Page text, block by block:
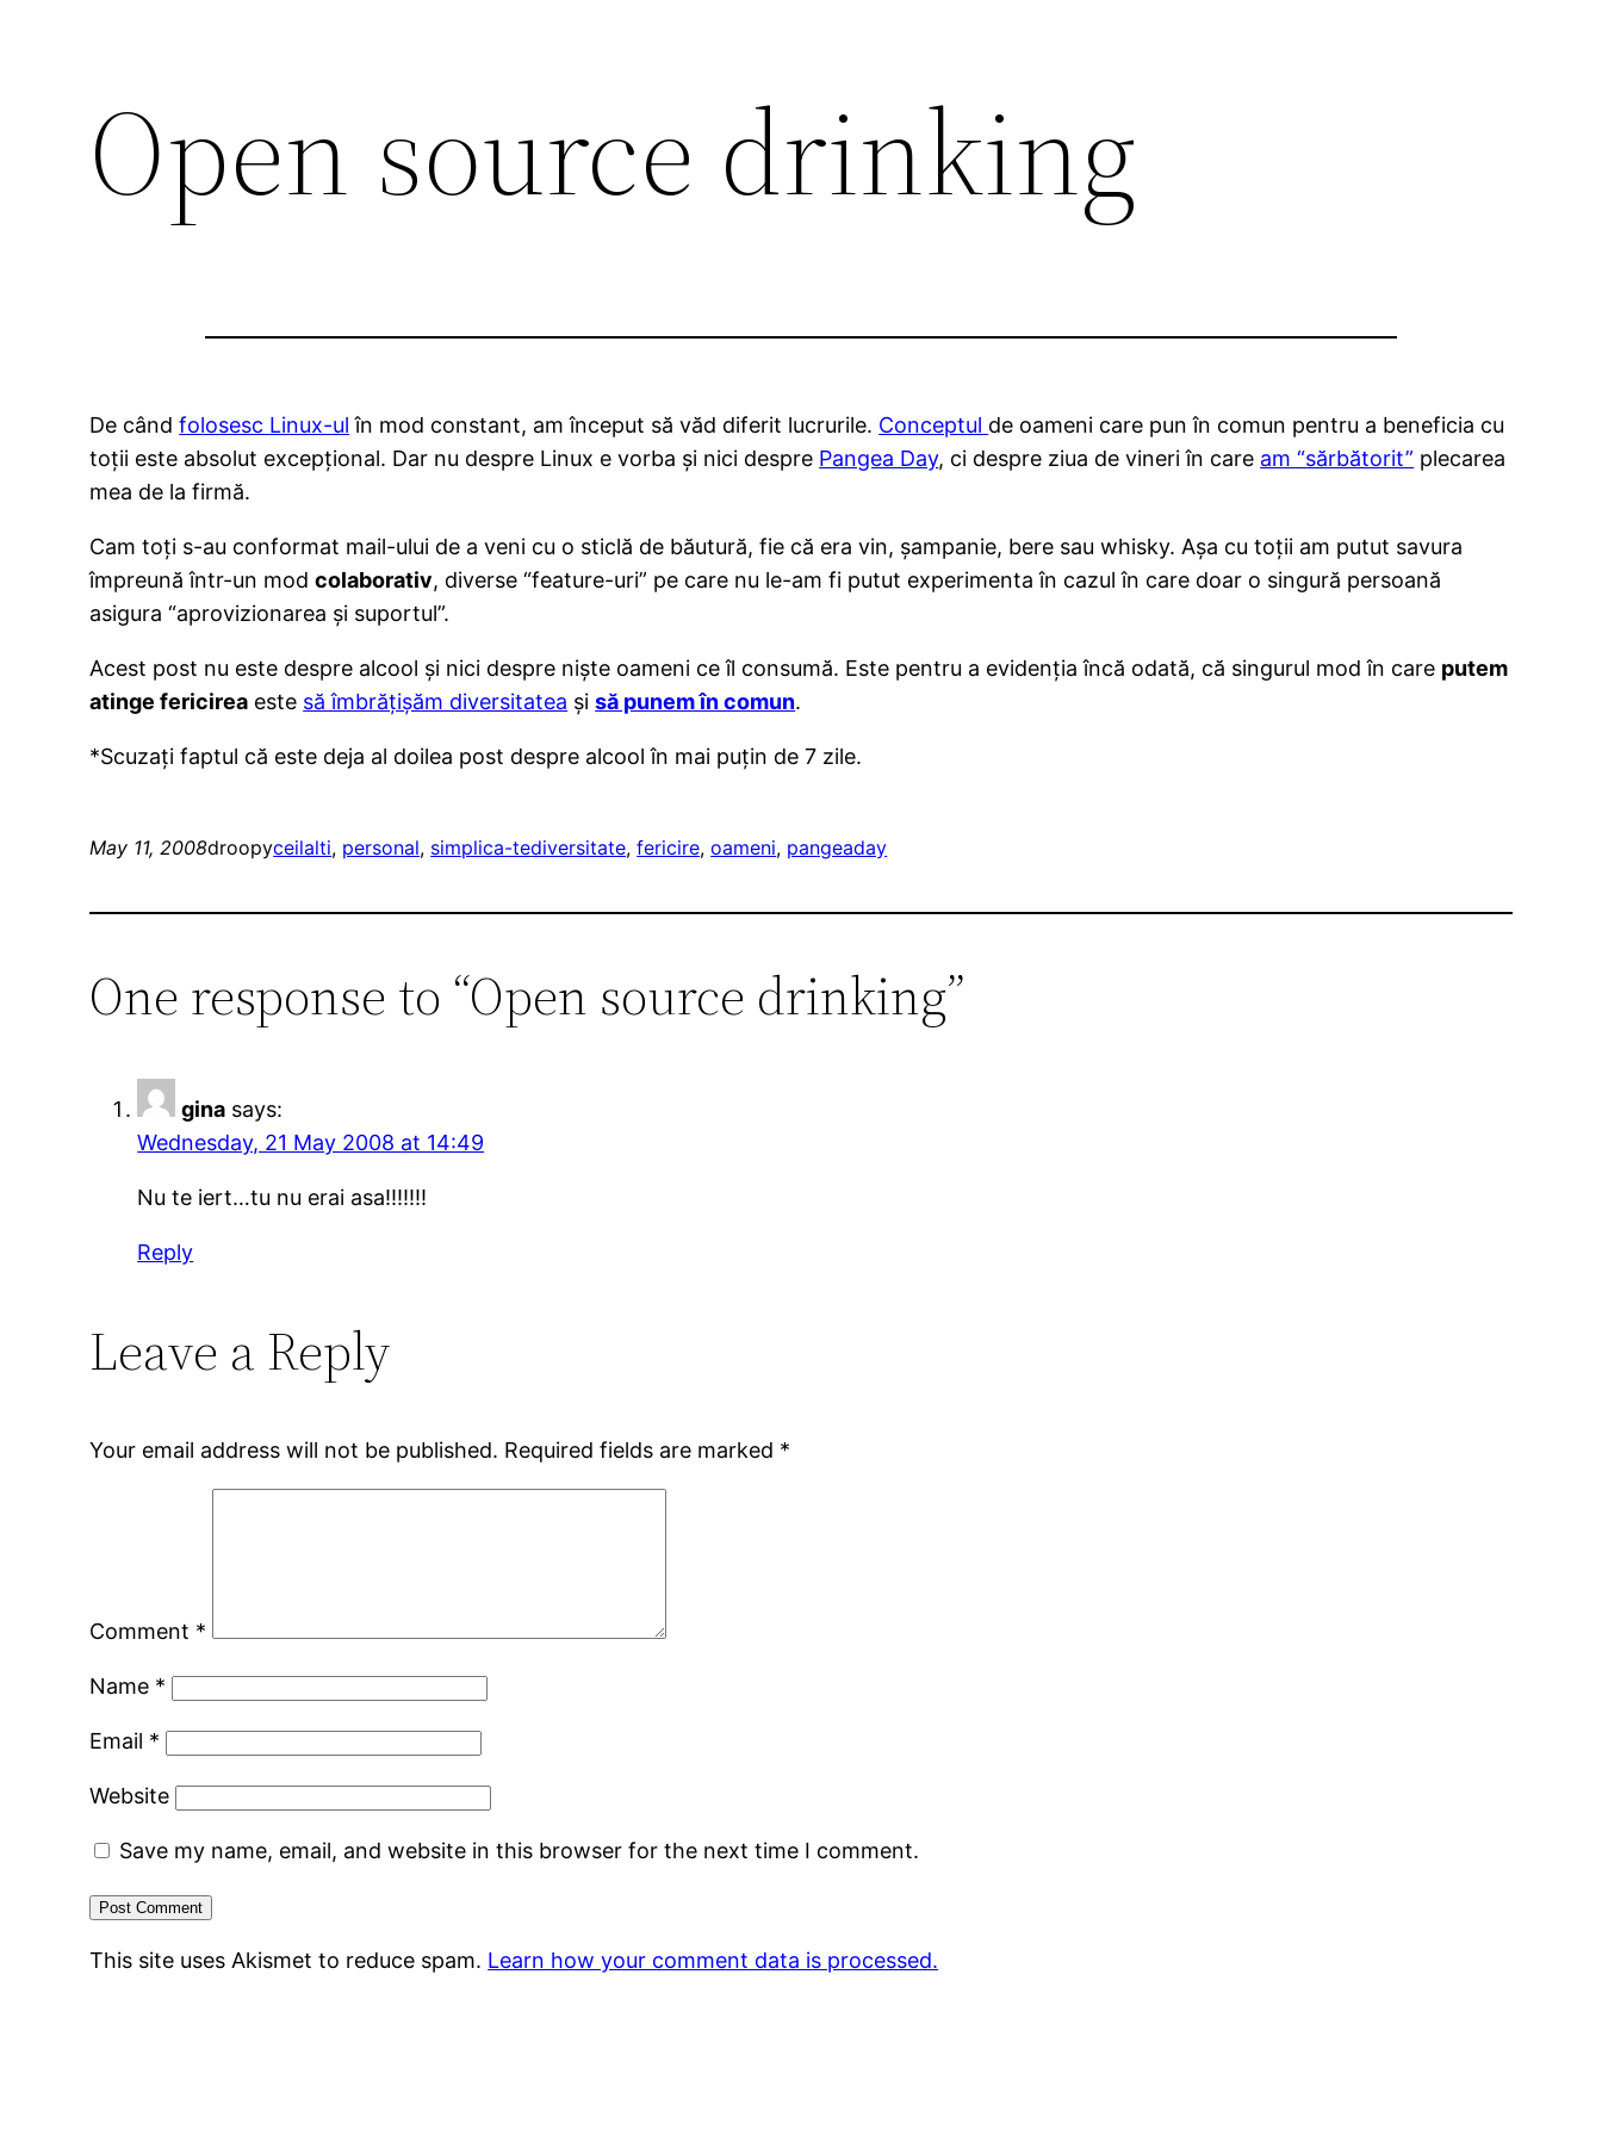
Open source drinking
De cândfolosesc Linux-ul în mod constant, am început să văd diferit lucrurile. Conceptul de oameni care pun în comun pentru a beneficia cu
toții este absolut excepțional. Dar nu despre Linux e vorba și nici despre Pangea Day, ci despre ziua de vineri în care am “sărbătorit” plecarea
mea de la firmă.
Cam toți s-au conformat mail-ului de a veni cu o sticlă de băutură, fie că era vin, șampanie, bere sau whisky. Așa cu toții am putut savura
împreună într-un modcolaborativ, diverse “feature-uri” pe care nu le-am fi putut experimenta în cazul în care doar o singură persoană
asigura “aprovizionarea și suportul”.
Acest post nu este despre alcool și nici despre niște oameni ce îl consumă. Este pentru a evidenția încă odată, că singurul mod în care putem
atinge fericirea este să îmbrățișăm diversitatea șisă punem în comun.
*Scuzați faptul că este deja al doilea post despre alcool în mai puțin de 7 zile.
May 11, 2008droopyceilalti, personal, simplica-tediversitate, fericire, oameni, pangeaday
One response to “Open source drinking”
gina says:
Wednesday, 21 May 2008 at 14:49
Nu te iert…tu nu erai asa!!!!!!!
Reply
Leave a Reply
Your email address will not be published. Required fields are marked *
Comment *
Name *
Email *
Website
Save my name, email, and website in this browser for the next time I comment.
This site uses Akismet to reduce spam. Learn how your comment data is processed.